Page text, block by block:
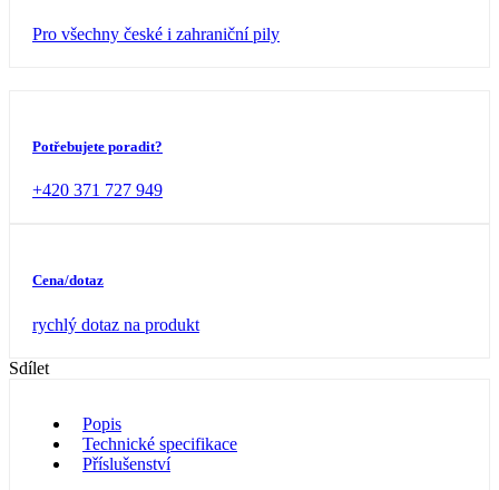
Pro všechny české i zahraniční pily
Potřebujete poradit?
+420 371 727 949
Cena/dotaz
rychlý dotaz na produkt
Sdílet
Popis
Technické specifikace
Příslušenství